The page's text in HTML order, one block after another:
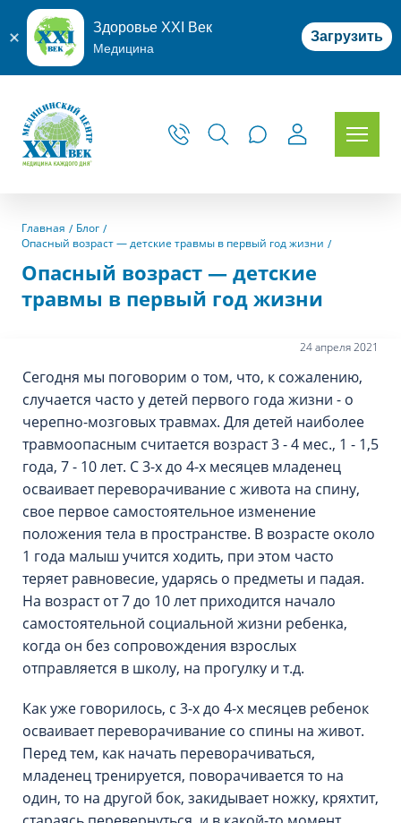
Здоровье XXI Век
Медицина
Загрузить
Главная
Блог
Опасный возраст — детские травмы в первый год жизни
Опасный возраст — детские
травмы в первый год жизни
24 апреля 2021
Сегодня мы поговорим о том, что, к сожалению,
случается часто у детей первого года жизни - о
черепно-мозговых травмах. Для детей наиболее
травмоопасным считается возраст 3 - 4 мес., 1 - 1,5
года, 7 - 10 лет. С 3-х до 4-х месяцев младенец
осваивает переворачивание с живота на спину,
свое первое самостоятельное изменение
положения тела в пространстве. В возрасте около
1 года малыш учится ходить, при этом часто
теряет равновесие, ударясь о предметы и падая.
На возраст от 7 до 10 лет приходится начало
самостоятельной социальной жизни ребенка,
когда он без сопровождения взрослых
отправляется в школу, на прогулку и т.д.
Как уже говорилось, с 3-х до 4-х месяцев ребенок
осваивает переворачивание со спины на живот.
Перед тем, как начать переворачиваться,
младенец тренируется, поворачивается то на
один, то на другой бок, закидывает ножку, кряхтит,